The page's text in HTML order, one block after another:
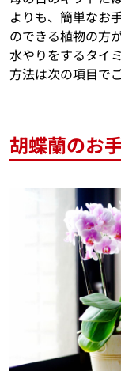
よりも、簡単なお
のできる植物の方
水やりをするタイ
方法は次の項目で
胡蝶蘭のお